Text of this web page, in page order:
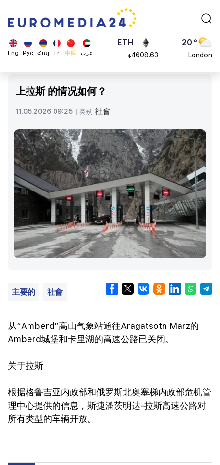
Eng Рус Հայ Fr 中國 عرب
ADA
0.868816
ETH
$4608.63
20 °
London
Rome
23 °
Madrid
上拉斯 的情况如何？
11.05.2026 09:25 | 类别 社會
主要的 社會
从“Amberd”高山气象站通往Aragatsotn Marz的
Amberd城堡和卡里湖的高速公路已关闭。
关于拉斯
根据格鲁吉亚内政部和俄罗斯北奥塞梯内政部危机管
理中心提供的信息，斯捷潘茨明达-拉斯高速公路对
所有类型的车辆开放。